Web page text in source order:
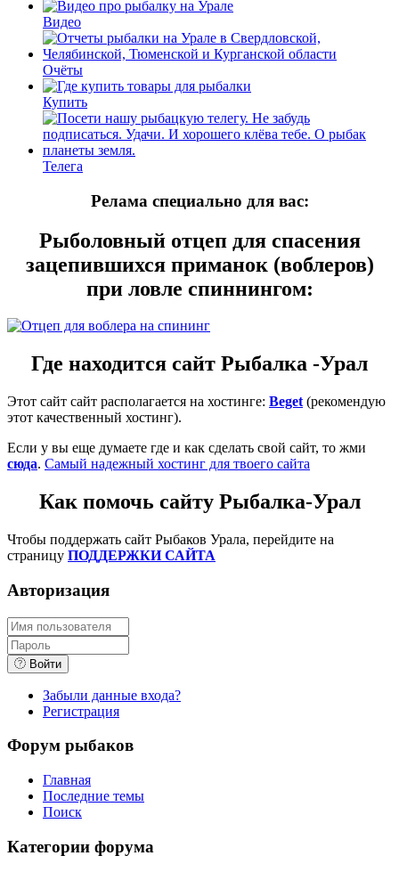
Видео
Очёты
Купить
Телега
Релама специально для вас:
Рыболовный отцеп для спасения
зацепившихся приманок (воблеров)
при ловле спиннингом:
Где находится сайт Рыбалка -Урал
Этот сайт сайт располагается на хостинге: Beget (рекомендую
этот качественный хостинг).
Если у вы еще думаете где и как сделать свой сайт, то жми
сюда. Самый надежный хостинг для твоего сайта
Как помочь сайту Рыбалка-Урал
Чтобы поддержать сайт Рыбаков Урала, перейдите на
страницу ПОДДЕРЖКИ САЙТА
Авторизация
Войти
Забыли данные входа?
Регистрация
Форум рыбаков
Главная
Последние темы
Поиск
Категории форума